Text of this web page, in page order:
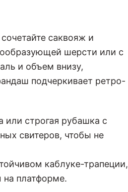
саквояж и
шерсти или с
и объем внизу,
подчеркивает ретро-
или строгая рубашка с
свитеров, чтобы не
каблуке-трапеции,
платформе.